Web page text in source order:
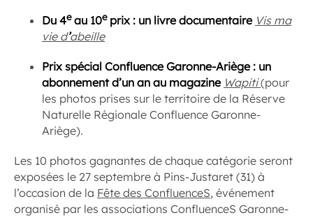
Du 4eau 10eprix : un livre documentaire Vis ma
vie d’abeille
Prix spécial Confluence Garonne-Ariège : un
abonnement d’un an au magazine Wapiti(pour
les photos prises sur le territoire de la Réserve
Naturelle Régionale Confluence Garonne-
Ariège).
Les 10 photos gagnantes de chaque catégorie seront
exposées le 27 septembre à Pins-Justaret (31) à
l’occasion de la Fête des ConfluenceS, événement
organisé par les associations ConfluenceS Garonne-